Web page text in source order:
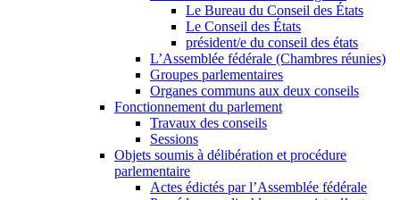
Le Bureau du Conseil des États
Le Conseil des États
président/e du conseil des états
L’Assemblée fédérale (Chambres réunies)
Groupes parlementaires
Organes communs aux deux conseils
Fonctionnement du parlement
Travaux des conseils
Sessions
Objets soumis à délibération et procédure
parlementaire
Actes édictés par l’Assemblée fédérale